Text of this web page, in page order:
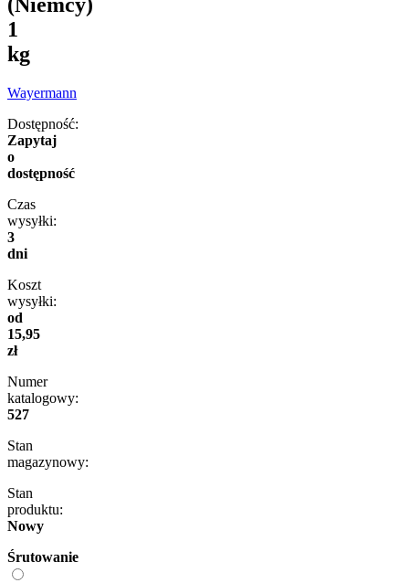
(Niemcy)
1
kg
Wayermann
Dostępność:
Zapytaj
o
dostępność
Czas
wysyłki:
3
dni
Koszt
wysyłki:
od
15,95
zł
Numer
katalogowy:
527
Stan
magazynowy:
Stan
produktu:
Nowy
Śrutowanie